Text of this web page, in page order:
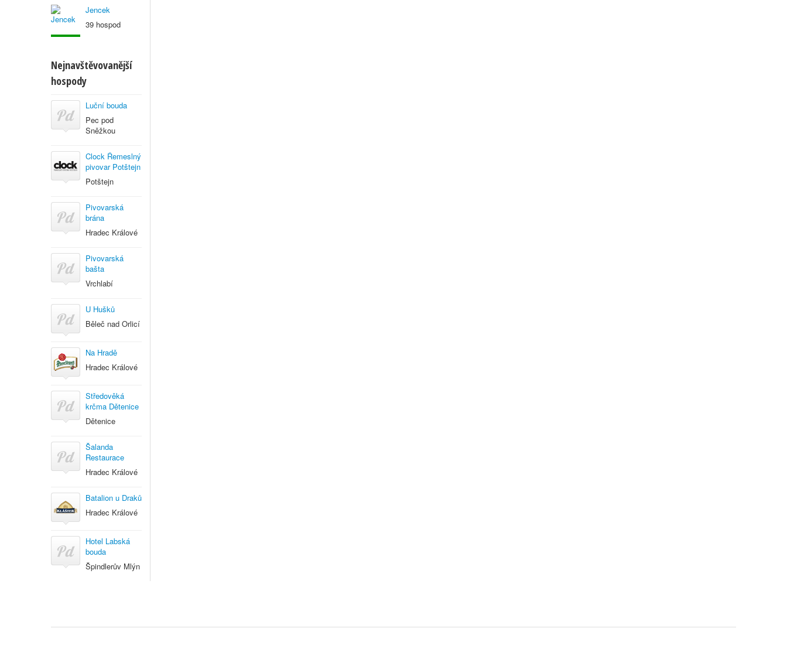
Jencek
39 hospod
Nejnavštěvovanější
hospody
Luční bouda
Pec pod
Sněžkou
Clock Řemeslný
pivovar Potštejn
Potštejn
Pivovarská
brána
Hradec Králové
Pivovarská
bašta
Vrchlabí
U Hušků
Běleč nad Orlicí
Na Hradě
Hradec Králové
Středověká
krčma Dětenice
Dětenice
Šalanda
Restaurace
Hradec Králové
Batalion u Draků
Hradec Králové
Hotel Labská
bouda
Špindlerův Mlýn